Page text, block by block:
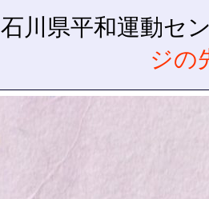
石川県平和運動セ
ジの